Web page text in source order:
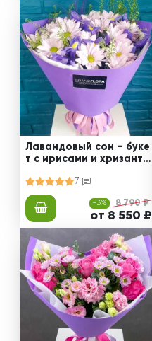
Лавандовый сон – буке
т с ирисами и хризанте
7
-3% 8 790 ₽
от 8 550 ₽